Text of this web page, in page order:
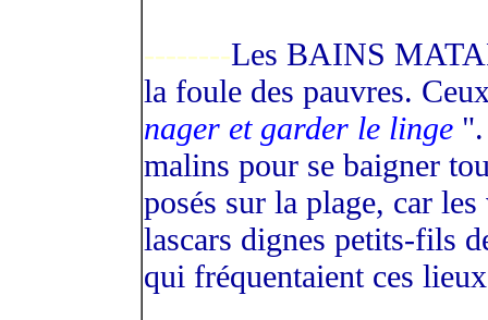
--------Les BAINS
la foule des pauvres.
nager et garder le linge".
malins pour se baigner
posés sur la plage, car
lascars dignes petits-fils
qui fréquentaient ces